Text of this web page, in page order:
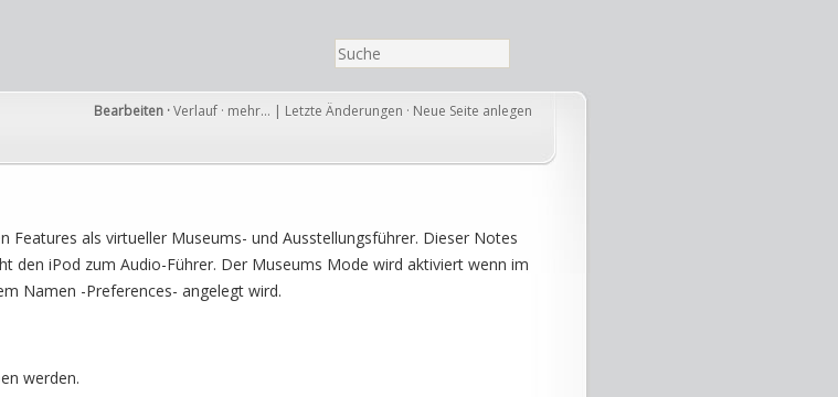
Bearbeiten ·Verlauf · mehr… | Letzte Änderungen · Neue Seite anlegen
Features als virtueller Museums- und Ausstellungsführer. Dieser Notes
den iPod zum Audio-Führer. Der Museums Mode wird aktiviert wenn im
Namen -Preferences- angelegt wird.
werden.